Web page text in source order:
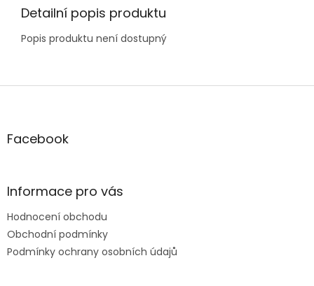
Detailní popis produktu
Popis produktu není dostupný
Z
aFacebook
Informace pro vás
Hodnocení obchodu
Obchodní podmínky
Podmínky ochrany osobních údajů